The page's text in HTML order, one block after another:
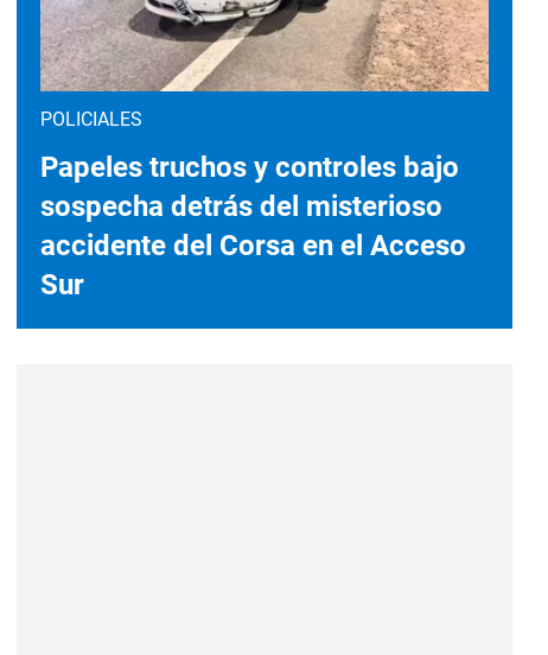
POLICIALES
Papeles truchos y controles bajo
sospecha detrás del misterioso
accidente del Corsa en el Acceso
Sur